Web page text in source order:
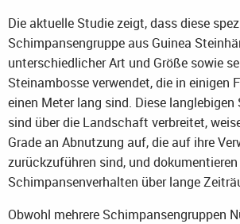
Die aktuelle Studie zeigt, dass diese
Schimpansengruppe aus Guinea
unterschiedlicher Art und Größe sowie
Steinambosse verwendet, die in einigen
einen Meter lang sind. Diese langlebigen
sind über die Landschaft verbreitet,
Grade an Abnutzung auf, die auf ihre
zurückzuführen sind, und dokumentieren
Schimpansenverhalten über lange
Obwohl mehrere Schimpansengruppen